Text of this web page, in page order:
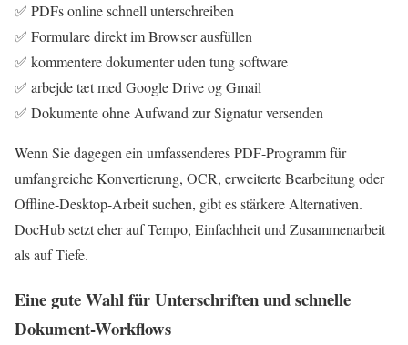
✅ PDFs online schnell unterschreiben
✅ Formulare direkt im Browser ausfüllen
✅ kommentere dokumenter uden tung software
✅ arbejde tæt med Google Drive og Gmail
✅ Dokumente ohne Aufwand zur Signatur versenden
Wenn Sie dagegen ein umfassenderes PDF-Programm für
umfangreiche Konvertierung, OCR, erweiterte Bearbeitung oder
Offline-Desktop-Arbeit suchen, gibt es stärkere Alternativen.
DocHub setzt eher auf Tempo, Einfachheit und Zusammenarbeit
als auf Tiefe.
Eine gute Wahl für Unterschriften und schnelle
Dokument-Workflows